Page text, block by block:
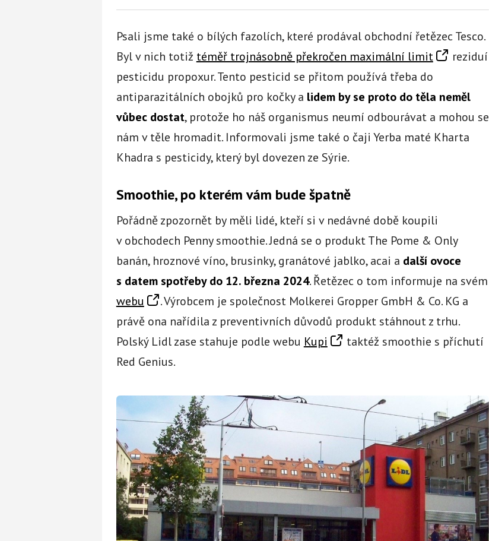
Psali jsme také o bílých fazolích, které prodával obchodní řetězec Tesco.
Byl v nich totiž téměř trojnásobně překročen maximální limit
reziduí
pesticidu propoxur. Tento pesticid se přitom používá třeba do
antiparazitálních obojků pro kočky a lidem by se proto do těla neměl
vůbec dostat, protože ho náš organismus neumí odbourávat a mohou se
nám v těle hromadit. Informovali jsme také o čaji Yerba maté Kharta
Khadra s pesticidy, který byl dovezen ze Sýrie.
Smoothie, po kterém vám bude špatně
Pořádně zpozornět by měli lidé, kteří si v nedávné době koupili
v obchodech Penny smoothie. Jedná se o produkt The Pome & Only
banán, hroznové víno, brusinky, granátové jablko, acai a další ovoce
s datem spotřeby do 12. března 2024. Řetězec o tom informuje na svém
webu
. Výrobcem je společnost Molkerei Gropper GmbH & Co. KG a
právě ona nařídila z preventivních důvodů produkt stáhnout z trhu.
Polský Lidl zase stahuje podle webu Kupi
taktéž smoothie s příchutí
Red Genius.